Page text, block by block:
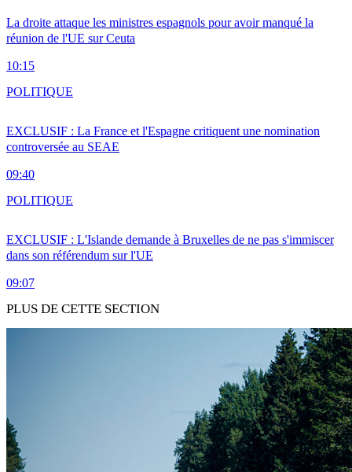
La droite attaque les ministres espagnols pour avoir manqué la
réunion de l'UE sur Ceuta
10:15
EXCLUSIF : La France et l'Espagne critiquent une nomination
controversée au SEAE
09:40
POLITIQUE
EXCLUSIF : L'Islande demande à Bruxelles de ne pas s'immiscer
dans son référendum sur l'UE
09:07
POLITIQUE
PLUS DE CETTE SECTION